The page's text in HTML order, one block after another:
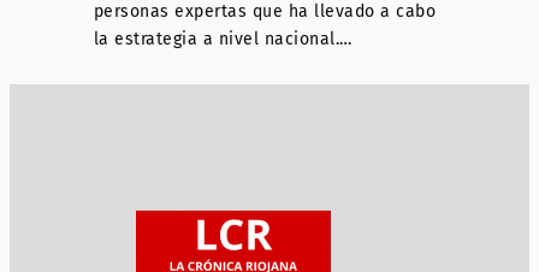
personas expertas que ha llevado a cabo
la estrategia a nivel nacional.…